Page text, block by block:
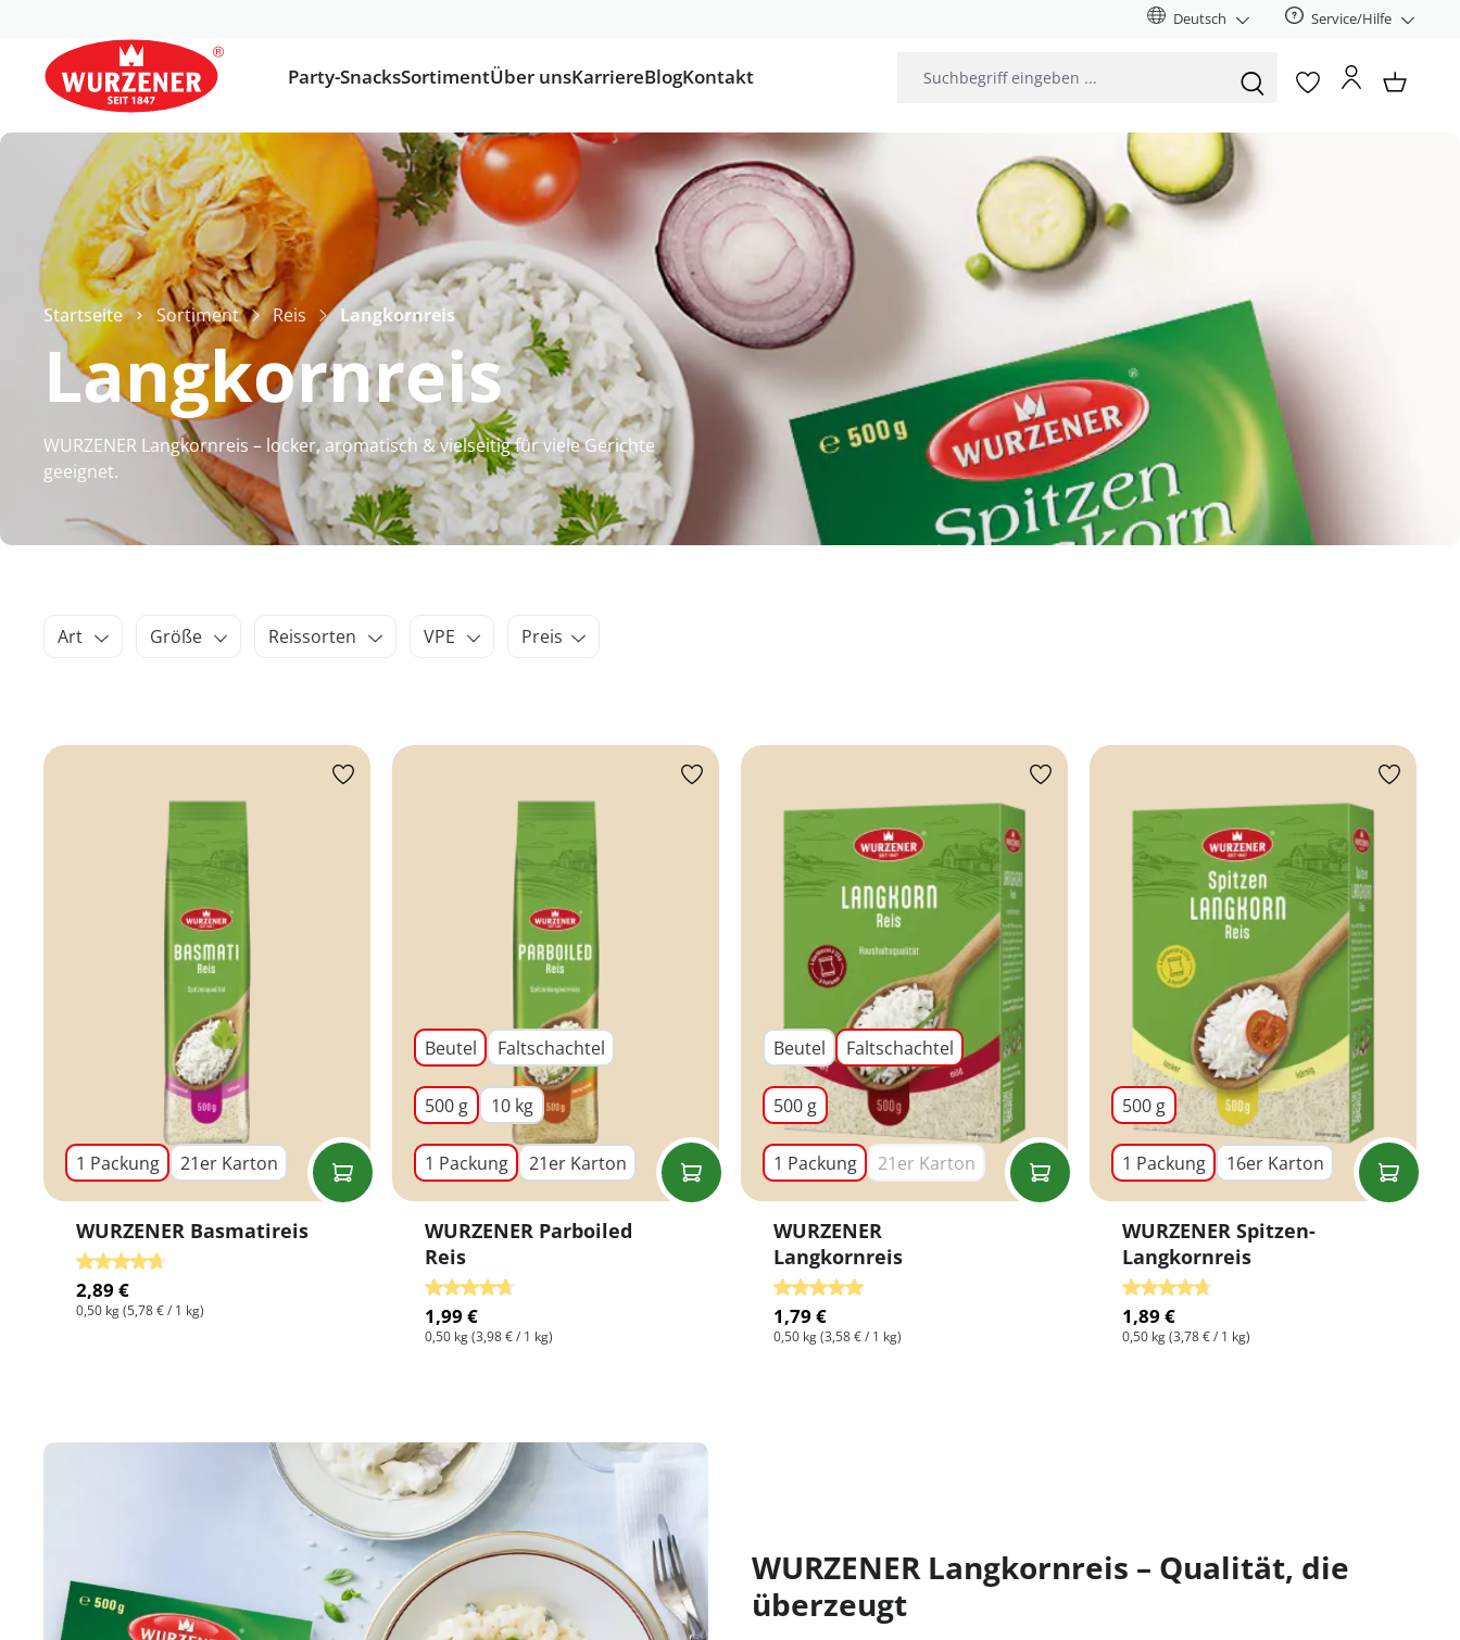
Deutsch Service/Hilfe
Party-SnacksSortimentÜber unsKarriereBlogKontakt
Startseite Sortiment Reis Langkornreis
Langkornreis
WURZENER Langkornreis – locker, aromatisch & vielseitig für viele Gerichte
geeignet.
Art Größe Reissorten VPE Preis
1 Packung 21er Karton
WURZENER Basmatireis
Durchschnittliche Bewertung von 4.75 von 5 Sternen
2,89 €
0,50 kg(5,78 € / 1 kg)
Beutel Faltschachtel
500 g 10 kg
1 Packung 21er Karton
WURZENER Parboiled
Reis
Durchschnittliche Bewertung von 4.8 von 5 Sternen
1,99 €
0,50 kg(3,98 € / 1 kg)
Beutel Faltschachtel
500 g
1 Packung 21er Karton(Diese Option ist zurzeit nicht verfügbar.)
WURZENER
Langkornreis
Durchschnittliche Bewertung von 5 von 5 Sternen
1,79 €
0,50 kg(3,58 € / 1 kg)
500 g
1 Packung 16er Karton
WURZENER Spitzen-
Langkornreis
Durchschnittliche Bewertung von 4.67
1,89 €
0,50 kg(3,78 € / 1 kg)
WURZENER Langkornreis – Qualität, die
überzeugt